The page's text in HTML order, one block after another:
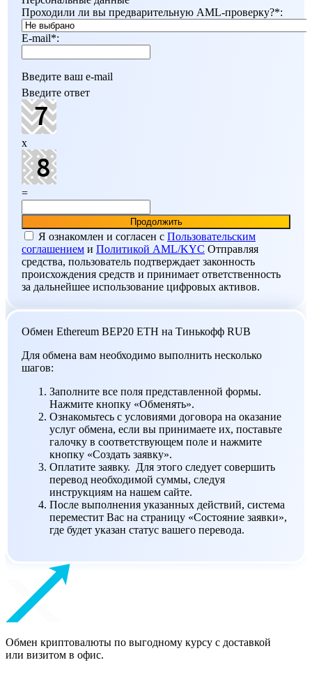
Проходили ли вы предварительную AML-проверку?*:
E-mail*:
Введите ваш e-mail
Введите ответ
x
=
Я ознакомлен и согласен c Пользовательским
соглашением и Политикой AML/KYC Отправляя
средства, пользователь подтверждает законность
происхождения средств и принимает ответственность
за дальнейшее использование цифровых активов.
Обмен Ethereum BEP20 ETH на Тинькофф RUB
Для обмена вам необходимо выполнить несколько
шагов:
Заполните все поля представленной формы.
Нажмите кнопку «Обменять».
Ознакомьтесь с условиями договора на оказание
услуг обмена, если вы принимаете их, поставьте
галочку в соответствующем поле и нажмите
кнопку «Создать заявку».
Оплатите заявку. Для этого следует совершить
перевод необходимой суммы, следуя
инструкциям на нашем сайте.
После выполнения указанных действий, система
переместит Вас на страницу «Состояние заявки»,
где будет указан статус вашего перевода.
Обмен криптовалюты по выгодному курсу с доставкой
или визитом в офис.